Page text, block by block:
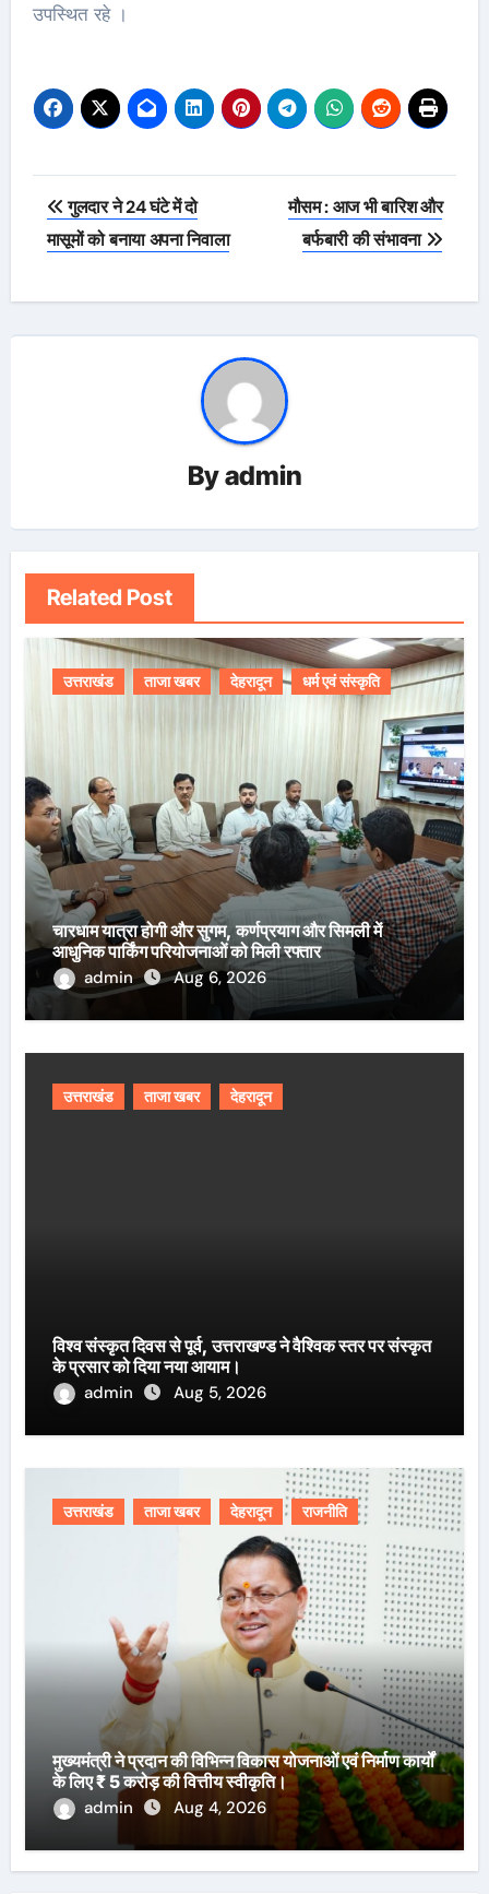
उपस्थित रहे ।
Post
navigation
गुलदार ने 24 घंटे में दो
मासूमों को बनाया अपना निवाला
मौसम : आज भी बारिश और
बर्फबारी की संभावना
Byadmin
Related Post
उत्तराखंड ताजा खबर देहरादून धर्म एवं संस्कृति
चारधाम यात्रा होगी और सुगम, कर्णप्रयाग और सिमली में
आधुनिक पार्किंग परियोजनाओं को मिली रफ्तार
admin
Aug 6, 2026
उत्तराखंड ताजा खबर देहरादून
विश्व संस्कृत दिवस से पूर्व, उत्तराखण्ड ने वैश्विक स्तर पर संस्कृत
के प्रसार को दिया नया आयाम।
admin
Aug 5, 2026
उत्तराखंड ताजा खबर देहरादून राजनीति
मुख्यमंत्री ने प्रदान की विभिन्न विकास योजनाओं एवं निर्माण कार्यों
के लिए ₹ 5 करोड़ की वित्तीय स्वीकृति।
admin
Aug 4, 2026